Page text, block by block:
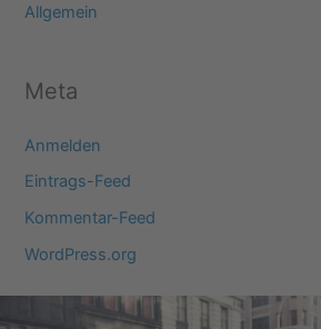
Allgemein
Meta
Anmelden
Eintrags-Feed
Kommentar-Feed
WordPress.org